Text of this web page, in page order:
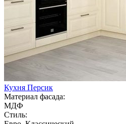
Кухня Персик
Материал фасада:
МДФ
Стиль: